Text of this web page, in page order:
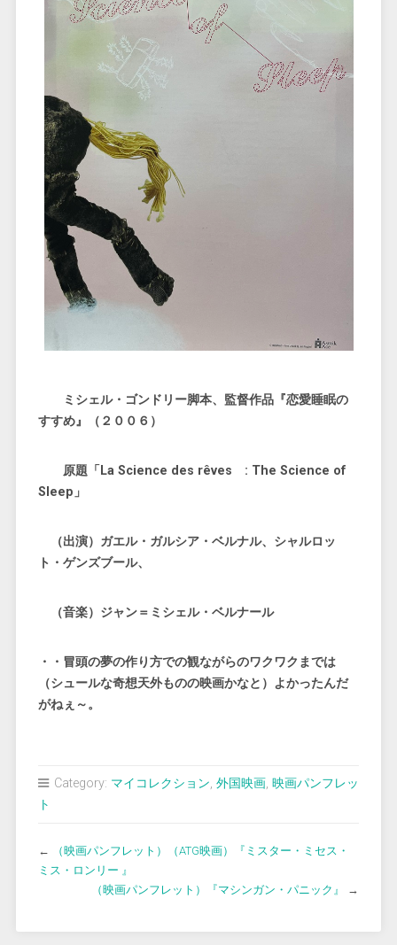
ミシェル・ゴンドリー脚本、監督作品『恋愛睡眠の
すすめ』（２００６）
原題「La Science des rêves : The Science of
Sleep」
（出演）ガエル・ガルシア・ベルナル、シャルロッ
ト・ゲンズブール、
（音楽）ジャン＝ミシェル・ベルナール
・・冒頭の夢の作り方での観ながらのワクワクまでは
（シュールな奇想天外ものの映画かなと）よかったんだ
がねぇ～。
Category: マイコレクション, 外国映画, 映画パンフレッ
ト
←
（映画パンフレット）（ATG映画）『ミスター・ミセス・
ミス・ロンリー 』
（映画パンフレット）『マシンガン・パニック』
→